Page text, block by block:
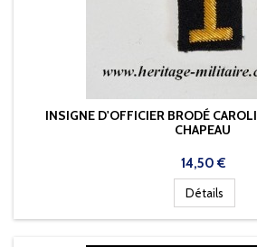
INSIGNE D'OFFICIER BRODÉ
CHAPEAU
Prix
14,50 €
Détails